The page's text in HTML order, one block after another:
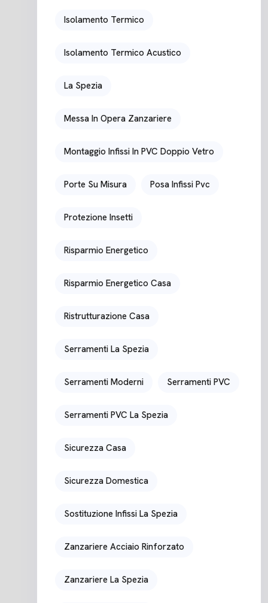
Isolamento Termico
Isolamento Termico Acustico
La Spezia
Messa In Opera Zanzariere
Montaggio Infissi In PVC Doppio Vetro
Porte Su Misura Posa Infissi Pvc
Protezione Insetti
Risparmio Energetico
Risparmio Energetico Casa
Ristrutturazione Casa
Serramenti La Spezia
Serramenti Moderni Serramenti PVC
Serramenti PVC La Spezia
Sicurezza Casa
Sicurezza Domestica
Sostituzione Infissi La Spezia
Zanzariere Acciaio Rinforzato
Zanzariere La Spezia